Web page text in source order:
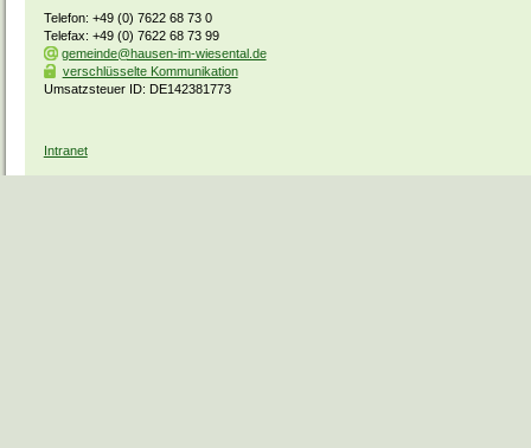
Telefon: +49 (0) 7622 68 73 0
Telefax: +49 (0) 7622 68 73 99
gemeinde@hausen-im-wiesental.de
verschlüsselte Kommunikation
Umsatzsteuer ID: DE142381773
Intranet